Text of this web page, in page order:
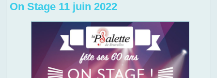
On Stage 11 juin 2022